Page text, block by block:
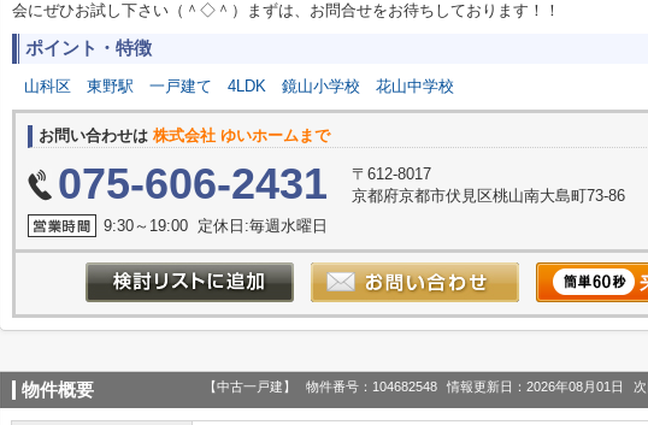
会にぜひお試し下さい（＾◇＾）まずは、お問合せをお待ちしております！！
ポイント・特徴
山科区 東野駅 一戸建て 4LDK 鏡山小学校 花山中学校
お問い合わせは 株式会社 ゆいホームまで
075-606-2431
〒612-8017
京都府京都市伏見区桃山南大島町73-86
9:30～19:00 定休日:毎週水曜日
物件概要 【中古一戸建】 物件番号：104682548 情報更新日：2026年08月01日